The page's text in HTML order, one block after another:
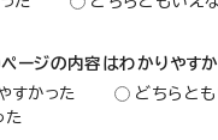
ページの内容はわかりやす
すかった
どちらと
た